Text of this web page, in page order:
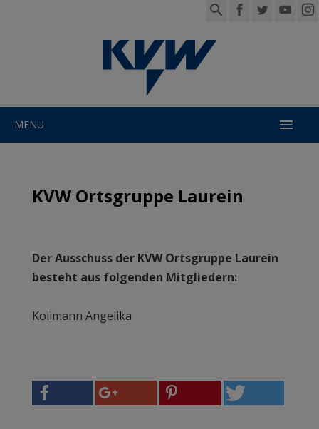

MENU
KVW Ortsgruppe Laurein
Der Ausschuss der KVW Ortsgruppe Laurein
besteht aus folgenden Mitgliedern:
Kollmann Angelika